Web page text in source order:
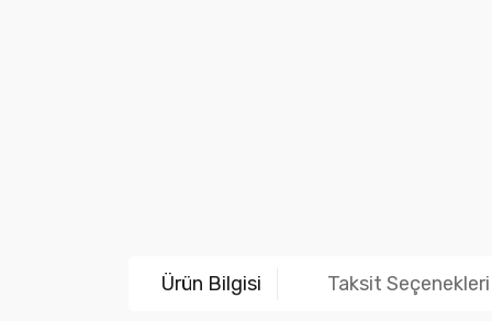
Ürün Bilgisi Taksit Seçenekleri